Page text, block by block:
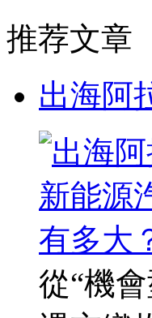
推荐文章
出海阿
從“機